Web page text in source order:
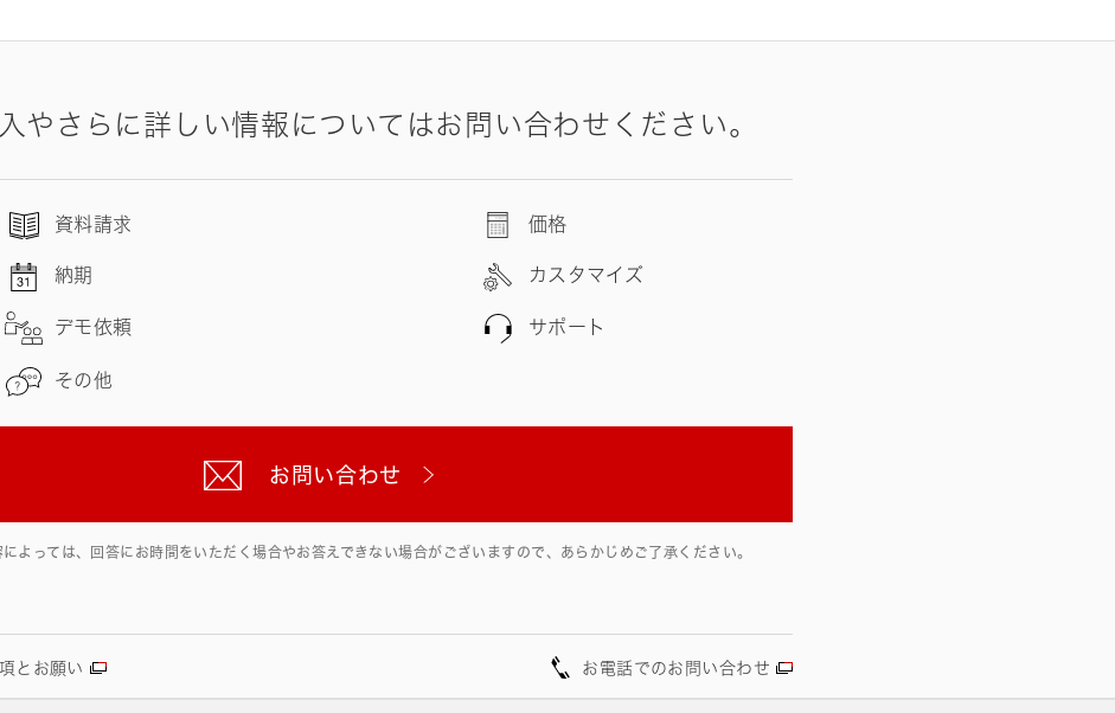
やさらに詳しい情報についてはお問い合わせください。
資料請求 価格
納期 カスタマイズ
デモ依頼 サポート
その他
お問い合わせ
よっては、回答にお時間をいただく場合やお答えできない場合がございますので、あらかじめご了承ください。
とお願い お電話でのお問い合わせ